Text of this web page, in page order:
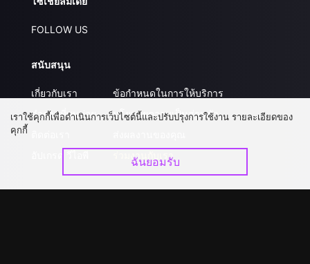
FOLLOW US
สนับสนุน
เกี่ยวกับเรา
คำถามที่พบบ่อย
ข้อกำหนดในการให้บริการ
นโยบายความเป็นส่วนตัว
ร่วมงานกับเรา
เราใช้คุกกี้เพื่อดำเนินการเว็บไซต์นี้และปรับปรุงการใช้งาน รายละเอียดของ
คุกกี้
ฉันยอมรับ